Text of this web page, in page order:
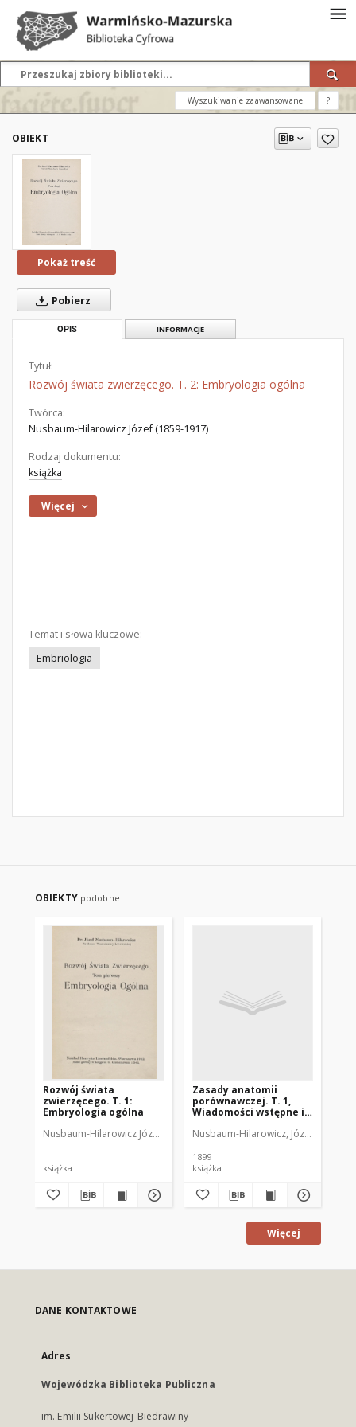
Wyszukiwanie zaawansowane ?
OBIEKT
Pokaż treść
Pobierz
OPIS INFORMACJE
Tytuł:
Rozwój świata zwierzęcego. T. 2: Embryologia ogólna
Twórca:
Nusbaum-Hilarowicz Józef (1859-1917)
Rodzaj dokumentu:
książka
Więcej
Temat i słowa kluczowe:
Embriologia
OBIEKTY podobne
Rozwój świata
zwierzęcego. T. 1:
Embryologia ogólna
Nusbaum-Hilarowicz Józef (1859-1917)
książka
Zasady anatomii
porównawczej. T. 1,
Wiadomości wstępne i
porównawcza zwierząt
Nusbaum-Hilarowicz, Józef (1859-
1899
książka
Więcej
DANE KONTAKTOWE
Adres
Wojewódzka Biblioteka Publiczna
im. Emilii Sukertowej-Biedrawiny